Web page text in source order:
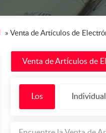
» Venta de Artículos de
Venta de Artículos de
Los Individual